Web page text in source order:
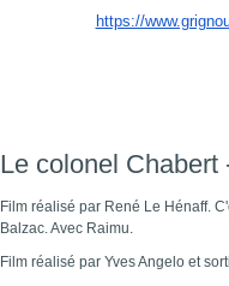
https://
Le colonel Chabert
Film réalisé par René Le Hénaff.
Balzac. Avec Raimu.
Film réalisé par Yves Angelo et